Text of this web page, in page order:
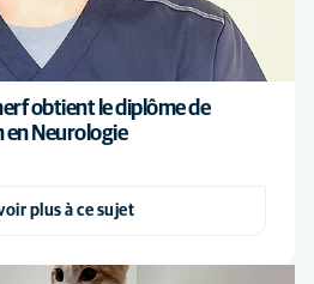
obtient le diplôme de
en Neurologie
plus à ce sujet